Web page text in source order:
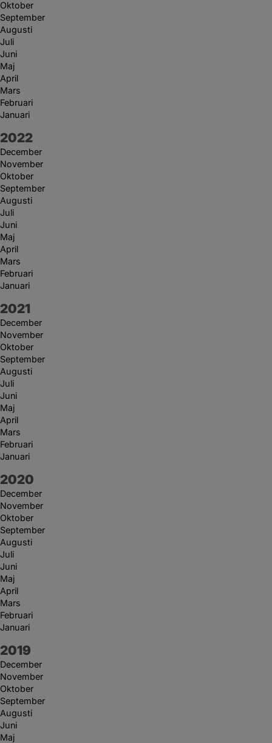
Oktober
September
Augusti
Juli
Juni
Maj
April
Mars
Februari
Januari
År:
2022
December
November
Oktober
September
Augusti
Juli
Juni
Maj
April
Mars
Februari
Januari
År:
2021
December
November
Oktober
September
Augusti
Juli
Juni
Maj
April
Mars
Februari
Januari
År:
2020
December
November
Oktober
September
Augusti
Juli
Juni
Maj
April
Mars
Februari
Januari
År:
2019
December
November
Oktober
September
Augusti
Juni
Maj